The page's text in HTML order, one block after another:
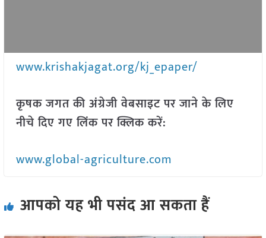
www.krishakjagat.org/kj_epaper/
कृषक जगत की अंग्रेजी वेबसाइट पर जाने के लिए
नीचे दिए गए लिंक पर क्लिक करें:
www.global-agriculture.com
आपको यह भी पसंद आ सकता हैं